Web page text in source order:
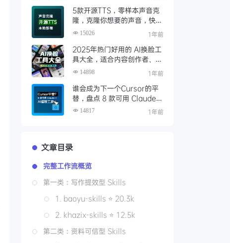
5款开源TTS，零样本声音克
隆，克隆你想要的声音，快速
本地部署（含一键包下载）
15026 1年前
2025年热门好用的 AI换脸工
具大全，适合内容创作者、视
频剪辑师、特效制作、AI 爱
14898 1年前
谁会成为下一个Cursor的平
替，盘点 8 款可用 Claude 4
的AI编程工具
14817 1年前
文章目录
完整工作流概览
第一类：写作提效型 Skills
1. baoyu-skills ⭐ 20.3k
2. khazix-skills ⭐ 12.5k
第二类：资料可信型 Skills